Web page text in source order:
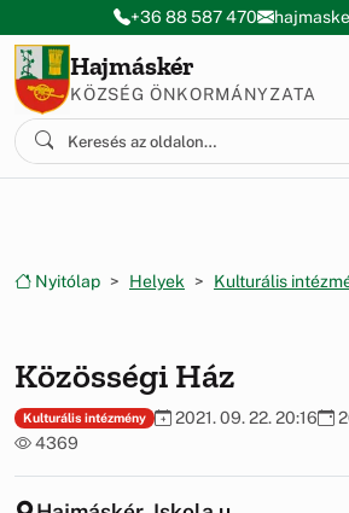
Ugrás a menüre
Ugrás a tartalomra
+36 88 587 470
Hajmáskér
KÖZSÉG ÖNKORMÁNYZATA
Nyitólap Helyek Kulturális
Közösségi Ház
Kulturális intézmény 2021. 09. 22. 20:16
4369